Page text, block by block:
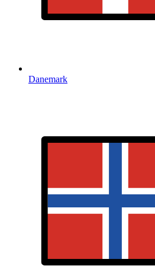
Danemark